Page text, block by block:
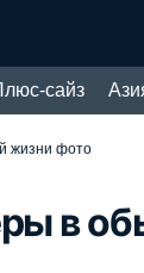
сайз
жизни фото
в